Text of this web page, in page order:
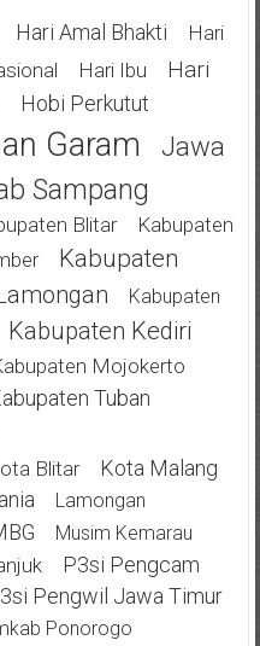
Hari Amal Bhakti
Hari
Hari Ibu
Hari
Hobi Perkutut
Garam
Jawa
Sampang
Blitar
Kabupaten
Kabupaten
Kabupaten
Kabupaten Kediri
Mojokerto
Tuban
Blitar Kota Malang
Lamongan
Musim Kemarau
P3si Pengcam
Pengwil Jawa Timur
Ponorogo